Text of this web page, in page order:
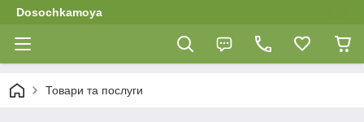
Dosochkamoya
Товари та послуги